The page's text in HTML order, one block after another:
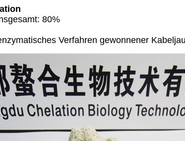
80%
Verfahren gewonnener Kabeljau